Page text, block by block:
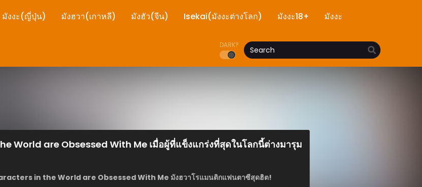
มังงะ(ญี่ปุ่น) มังฮวา(เกาหลี) มังฮัว(จีน) Isekai(มังงะต่างโลก) มังงะ18+ มังงะ
DARK?
World are Obsessed With Me เมื่อผู้ที่แข็งแกร่งที่สุดในโลกนี้ต่างมารุม
in the World are Obsessed With Me มังฮวาโรแมนติกแฟนตาซีสุดฮิต!